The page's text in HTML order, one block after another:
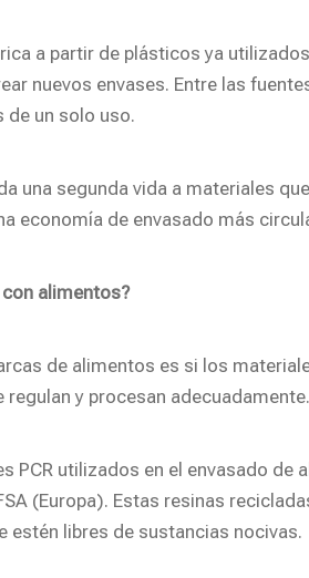
a partir de plásticos ya
nuevos envases. Entre las
de un solo uso.
una segunda vida a materiales
economía de envasado más
alimentos?
de alimentos es si los
y procesan adecuadamente.
PCR utilizados en el envasado de
(Europa). Estas resinas
estén libres de sustancias nocivas.